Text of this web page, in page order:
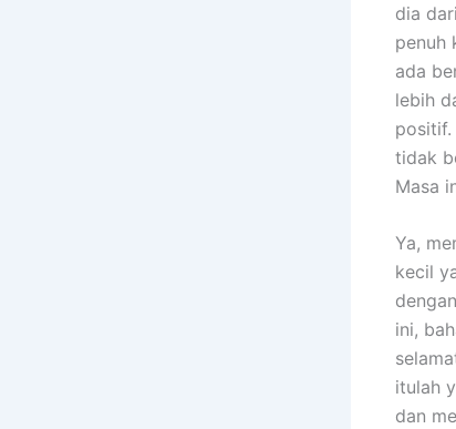
dia
penuh
ada
lebih
positif.
tidak
Masa
Ya,
kecil
ini,
itulah
dan